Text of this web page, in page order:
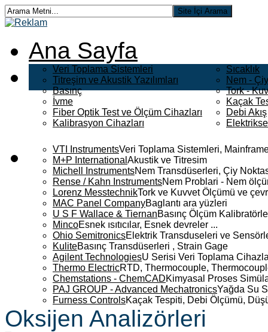
Ana Sayfa
Veri Toplama Sistemleri
Titreşim ve Akustik Yazılımları
Basınç
İvme
Fiber Optik Test ve Ölçüm Cihazları
Kalibrasyon Cihazları
Sıcaklık
Nem -
Tork -
Kaçak
Debi Akış
VTI InstrumentsVeri Toplama Sistemleri,
M+P International Akustik ve Titresim
Michell InstrumentsNem Transdüserleri, Çiy
Rense / Kahn InstrumentsNem Problari - Nem
Lorenz MesstechnikTork ve Kuvvet Ölçümü ve
MAC Panel CompanyBaglantı ara yüzleri
U S F Wallace & TiernanBasınç Ölçüm
MincoEsnek ısıtıcılar, Esnek devreler ...
Ohio SemitronicsElektrik Transduseleri ve
KuliteBasınç Transdüserleri , Strain Gage
Agilent TechnologiesU Serisi Veri Toplama
Thermo ElectricRTD, Thermocouple,
Chemstations - ChemCADKimyasal Proses
PAJ GROUP - Advanced MechatronicsYağda Su
Furness ControlsKaçak Tespiti, Debi Ölçümü,
Oksijen Analizörleri